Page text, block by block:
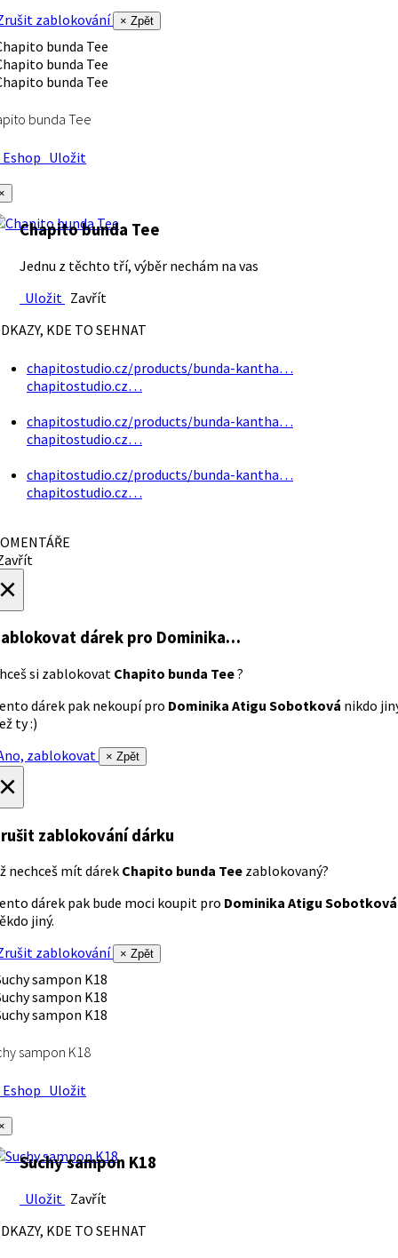
zablokování
× Zpět
bunda Tee
Uložit
Chapito bunda Tee
Jednu z těchto tří, výběr nechám na vas
Uložit Zavřít
KDE TO SEHNAT
chapitostudio.cz/products/bunda-kantha…
chapitostudio.cz…
chapitostudio.cz/products/bunda-kantha…
chapitostudio.cz…
chapitostudio.cz/products/bunda-kantha…
chapitostudio.cz…
dárek pro Dominika…
si zablokovat Chapito bunda Tee?
dárek pak nekoupí pro Dominika Atigu Sobotková nikdo
ty :)
zablokovat
× Zpět
zablokování dárku
nechceš mít dárek Chapito bunda Tee zablokovaný?
dárek pak bude moci koupit pro Dominika Atigu Sobotková
jiný.
zablokování
× Zpět
sampon K18
Uložit
Suchy sampon K18
Uložit Zavřít
KDE TO SEHNAT